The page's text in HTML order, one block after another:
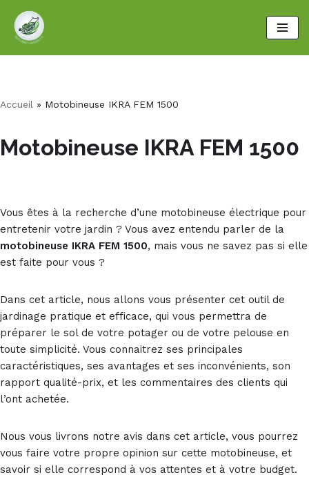
Aller
au
Accueil » Motobineuse IKRA FEM 1500
Motobineuse IKRA FEM 1500
Vous êtes à la recherche d’une motobineuse électrique pour
entretenir votre jardin ? Vous avez entendu parler de la
motobineuse IKRA FEM 1500, mais vous ne savez pas si elle
est faite pour vous ?
Dans cet article, nous allons vous présenter cet outil de
jardinage pratique et efficace, qui vous permettra de
préparer le sol de votre potager ou de votre pelouse en
toute simplicité. Vous connaitrez ses principales
caractéristiques, ses avantages et ses inconvénients, son
rapport qualité-prix, et les commentaires des clients qui
l’ont achetée.
Nous vous livrons notre avis dans cet article, vous pourrez
vous faire votre propre opinion sur cette motobineuse, et
savoir si elle correspond à vos attentes et à votre budget.